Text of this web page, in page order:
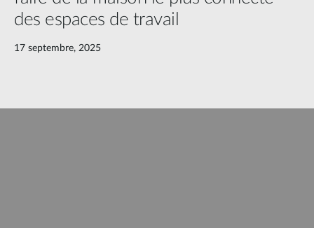
des espaces de travail
17 septembre, 2025